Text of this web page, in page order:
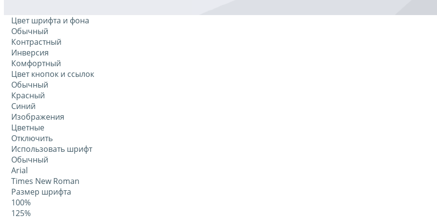
Цвет шрифта и фона
Обычный
Контрастный
Инверсия
Комфортный
Цвет кнопок и ссылок
Обычный
Красный
Синий
Изображения
Цветные
Отключить
Использовать шрифт
Обычный
Arial
Times New Roman
Размер шрифта
100%
125%